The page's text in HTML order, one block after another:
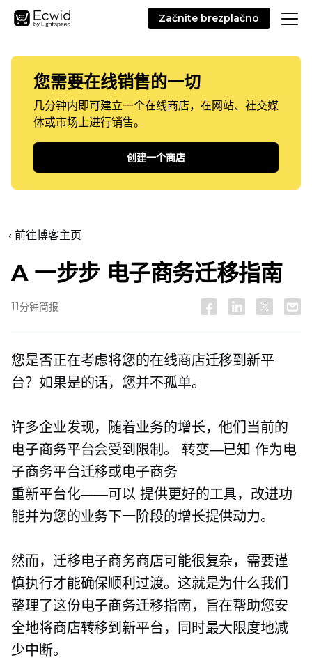
Začnite brezplačno
您需要在线销售的一切
几分钟内即可建立一个在线商店，在网站、社交媒
体或市场上进行销售。
创建一个商店
‹ 前往博客主页
A 一步步 电子商务迁移指南
11分钟简报
您是否正在考虑将您的在线商店迁移到新平
台？如果是的话，您并不孤单。
许多企业发现，随着业务的增长，他们当前的
电子商务平台会受到限制。 转变—已知 作为电
子商务平台迁移或电子商务
重新平台化——可以 提供更好的工具，改进功
能并为您的业务下一阶段的增长提供动力。
然而，迁移电子商务商店可能很复杂，需要谨
慎执行才能确保顺利过渡。这就是为什么我们
整理了这份电子商务迁移指南，旨在帮助您安
全地将商店转移到新平台，同时最大限度地减
少中断。